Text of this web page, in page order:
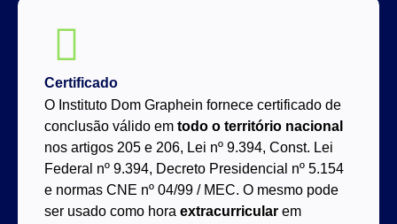
Certificado
O Instituto Dom Graphein fornece certificado de
conclusão válido em todo o território nacional
nos artigos 205 e 206, Lei nº 9.394, Const. Lei
Federal nº 9.394, Decreto Presidencial nº 5.154
e normas CNE nº 04/99 / MEC. O mesmo pode
ser usado como hora extracurricular em